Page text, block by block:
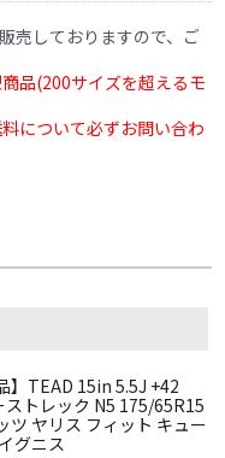
売しておりますので、ご
品(200サイズを超えるモ
について必ずお問い合わ
】TEAD 15in 5.5J +42
ストレック N5 175/65R15
ツ ヤリス フィット キュー
グニス